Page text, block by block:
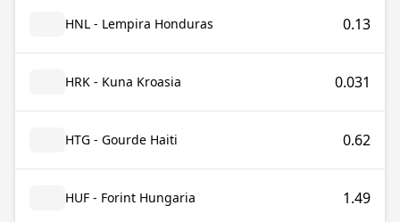
HNL - Lempira Honduras 0.13
HRK - Kuna Kroasia 0.031
HTG - Gourde Haiti 0.62
HUF - Forint Hungaria 1.49